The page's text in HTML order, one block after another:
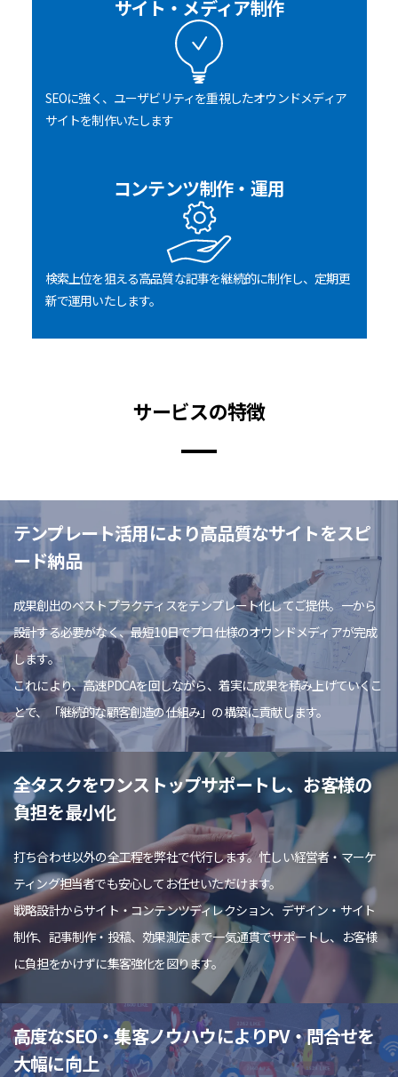
サイト・メディア制作
SEOに強く、ユーザビリティを重視したオウンドメディア
サイトを制作いたします
コンテンツ制作・運用
検索上位を狙える高品質な記事を継続的に制作し、定期更
新で運用いたします。
サービスの特徴
テンプレート活用により高品質なサイトをスピ
ード納品
成果創出のベストプラクティスをテンプレート化してご提供。一から
設計する必要がなく、最短10日でプロ仕様のオウンドメディアが完成
します。
これにより、高速PDCAを回しながら、着実に成果を積み上げていくこ
とで、「継続的な顧客創造の仕組み」の構築に貢献します。
全タスクをワンストップサポートし、お客様の
負担を最小化
打ち合わせ以外の全工程を弊社で代行します。忙しい経営者・マーケ
ティング担当者でも安心してお任せいただけます。
戦略設計からサイト・コンテンツディレクション、デザイン・サイト
制作、記事制作・投稿、効果測定まで一気通貫でサポートし、お客様
に負担をかけずに集客強化を図ります。
高度なSEO・集客ノウハウによりPV・問合せを
大幅に向上